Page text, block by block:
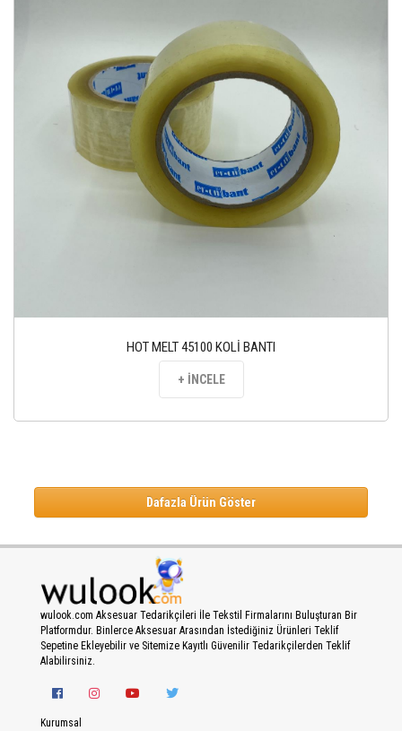
HOT MELT 45100 KOLİ BANTI
+ İNCELE
Dafazla Ürün Göster
wulook.com Aksesuar Tedarikçileri İle Tekstil Firmalarını Buluşturan Bir
Platformdur. Binlerce Aksesuar Arasından İstediğiniz Ürünleri Teklif
Sepetine Ekleyebilir ve Sitemize Kayıtlı Güvenilir Tedarikçilerden Teklif
Alabilirsiniz.
Kurumsal